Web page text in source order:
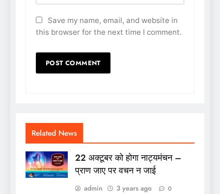
Save my name, email, and website in
this browser for the next time I comment.
Related News
22 अक्टूबर को होगा नाट्यमंचन –
प्राण जाए पर वचन न जाई
admin 3 years ago 0